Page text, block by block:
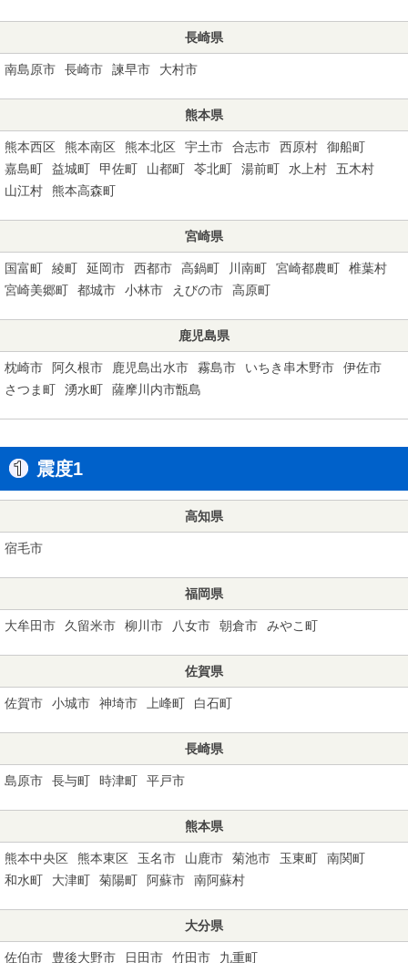
長崎県
南島原市 長崎市 諫早市 大村市
熊本県
熊本西区 熊本南区 熊本北区 宇土市 合志市 西原村
御船町
嘉島町
益城町 甲佐町 山都町 苓北町 湯前町 水上村
五木村
山江村
熊本高森町
宮崎県
国富町 綾町 延岡市 西都市 高鍋町 川南町 宮崎都農町
椎葉村
宮崎美郷町
都城市 小林市 えびの市 高原町
鹿児島県
枕崎市 阿久根市 鹿児島出水市 霧島市 いちき串木野市
伊佐市
さつま町
湧水町 薩摩川内市甑島
震度1
高知県
宿毛市
福岡県
大牟田市 久留米市 柳川市 八女市 朝倉市 みやこ町
佐賀県
佐賀市 小城市 神埼市 上峰町 白石町
長崎県
島原市 長与町 時津町 平戸市
熊本県
熊本中央区 熊本東区 玉名市 山鹿市 菊池市 玉東町
南関町
和水町
大津町 菊陽町 阿蘇市 南阿蘇村
大分県
佐伯市 豊後大野市 日田市 竹田市 九重町